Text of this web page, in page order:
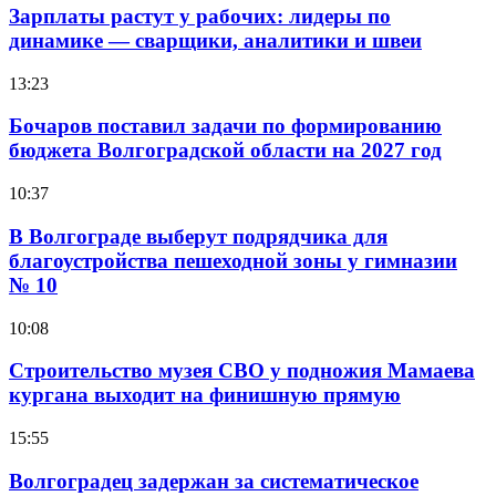
Зарплаты растут у рабочих: лидеры по
динамике — сварщики, аналитики и швеи
13:23
Бочаров поставил задачи по формированию
бюджета Волгоградской области на 2027 год
10:37
В Волгограде выберут подрядчика для
благоустройства пешеходной зоны у гимназии
№ 10
10:08
Строительство музея СВО у подножия Мамаева
кургана выходит на финишную прямую
15:55
Волгоградец задержан за систематическое